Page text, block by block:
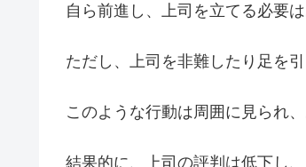
自ら前進し、上司を立てる必要は
ただし、上司を非難したり足を
このような行動は周囲に見られ
結果的に、上司の評判は低下し